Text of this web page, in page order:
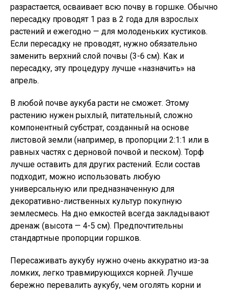
разрастается, осваивает всю почву в горшке. Обычно
пересадку проводят 1 раз в 2 года для взрослых
растений и ежегодно — для молоденьких кустиков.
Если пересадку не проводят, нужно обязательно
заменить верхний слой почвы (3-6 см). Как и
пересадку, эту процедуру лучше «назначить» на
апрель.
В любой почве аукуба расти не сможет. Этому
растению нужен рыхлый, питательный, сложно
компонентный субстрат, созданный на основе
листовой земли (например, в пропорции 2:1:1 или в
равных частях с дерновой почвой и песком). Торф
лучше оставить для других растений. Если состав
подходит, можно использовать любую
универсальную или предназначенную для
декоративно-лиственных культур покупную
землесмесь. На дно емкостей всегда закладывают
дренаж (высота — 4-5 см). Предпочтительны
стандартные пропорции горшков.
Пересаживать аукубу нужно очень аккуратно из-за
ломких, легко травмирующихся корней. Лучше
бережно перевалить аукубу, чем оголять корни и